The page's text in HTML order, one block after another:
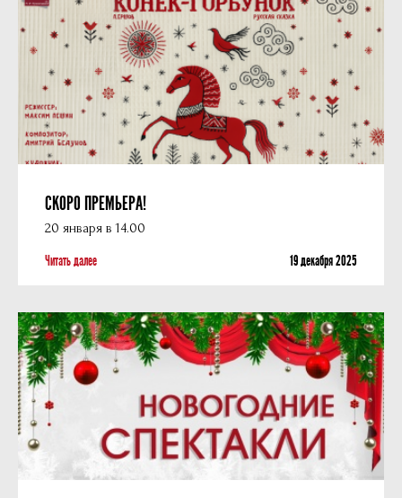
СКОРО ПРЕМЬЕРА!
20 января в 14.00
Читать далее 19 декабря 2025